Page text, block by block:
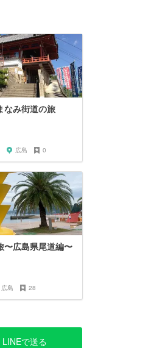
なみ街道の旅
広島 0
〜広島県尾道編〜
広島 28
LINEで送る